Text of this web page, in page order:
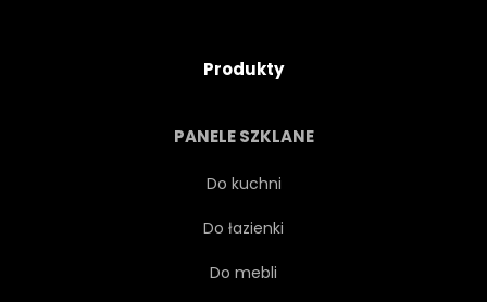
GRAFICZNY
Produkty
PANELE SZKLANE
Do kuchni
Do łazienki
Do mebli